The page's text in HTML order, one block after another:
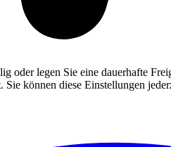
oder legen Sie eine dauerhafte
können diese Einstellungen